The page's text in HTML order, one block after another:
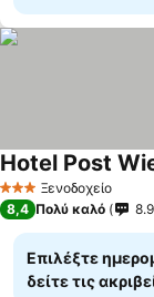
3 ΑστέριαΞενοδοχείο
Hotel Post
8,4 Πολύ καλό
Επιλέξτε
δείτε τις